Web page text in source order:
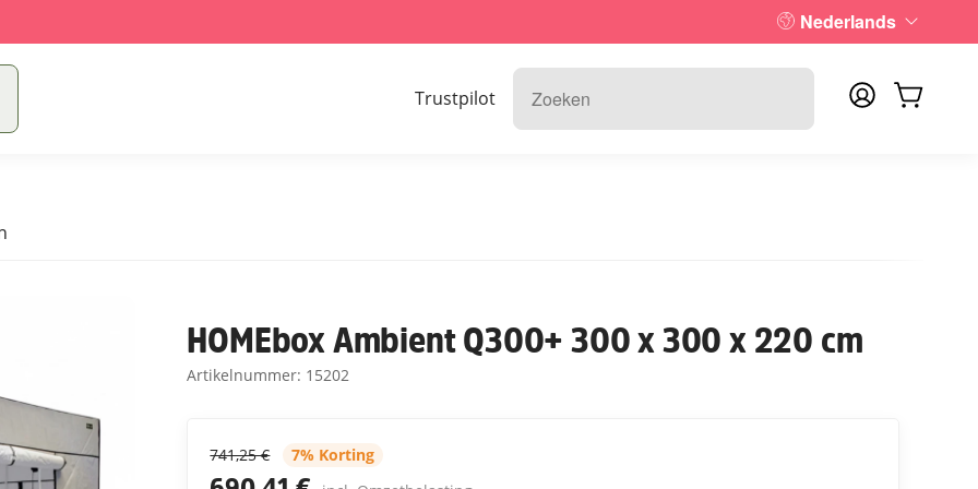
Nederlands
Trustpilot
HOMEbox Ambient Q300+ 300 x 300 x 220 cm
Artikelnummer: 15202
741,25 € 7% Korting